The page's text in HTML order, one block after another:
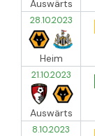
Auswärts
28.10.2023
Heim
21.10.2023
Auswärts
8.10.2023